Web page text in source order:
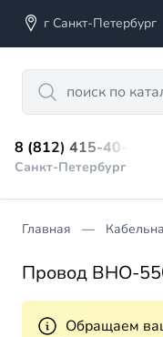
г Санкт-Петербург
Search
8 (812) 415-40-45
Санкт-Петербург
Главная
Провод ВНО-
Обращаем